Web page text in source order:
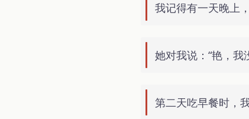
我记得有一天晚上
她对我说：“艳，
第二天吃早餐时，